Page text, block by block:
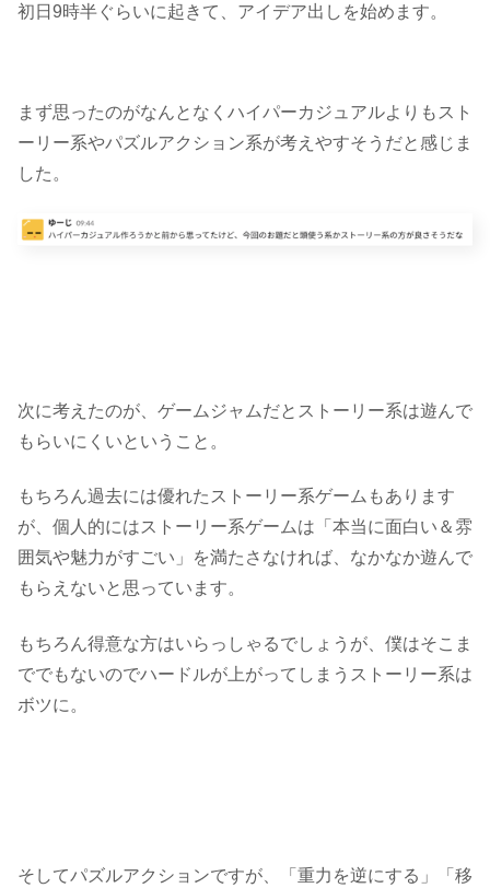
初日9時半ぐらいに起きて、アイデア出しを始めます。
まず思ったのがなんとなくハイパーカジュアルよりも スト
ーリー系やパズルアクション系が考えやすそうだと感じま
した。
次に考えたのが、ゲームジャムだとストーリー系は遊んで
もらいにくいということ。
もちろん過去には優れたストーリー系ゲームもあります
が、個人的にはストーリー系ゲームは「本当に面白い＆雰
囲気や魅力がすごい」を満たさなければ、なかなか遊んで
もらえないと思っています。
もちろん得意な方はいらっしゃるでしょうが、僕はそこま
ででもないのでハードルが上がってしまうストーリー系は
ボツに。
そしてパズルアクションですが、「重力を逆にする」「移